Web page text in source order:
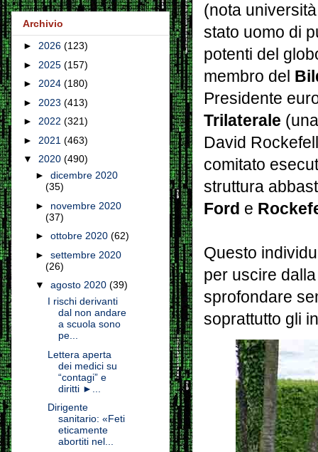
(nota
stato uomo di
potenti del
membro del
Presidente
Trilaterale
David
comitato
struttura
Ford e
Questo
per uscire
sprofondare
soprattutto gli
Archivio
► 2026 (123)
► 2025 (157)
► 2024 (180)
► 2023 (413)
► 2022 (321)
► 2021 (463)
▼ 2020 (490)
► dicembre 2020
(35)
► novembre 2020
(37)
► ottobre 2020 (62)
► settembre 2020
(26)
▼ agosto 2020 (39)
I rischi derivanti
dal non andare
a scuola sono
pe...
Lettera aperta
dei medici su
“contagi” e
diritti ►...
Dirigente
sanitario: «Feti
eticamente
abortiti nel...